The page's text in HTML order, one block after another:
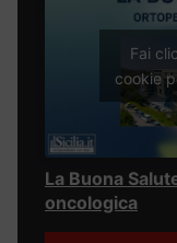
Fai
cookie
La Buona
oncologica